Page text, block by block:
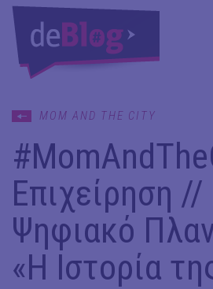
MOM AND THE CITY
Επιχείρηση
Ψηφιακό
«Η Ιστορία